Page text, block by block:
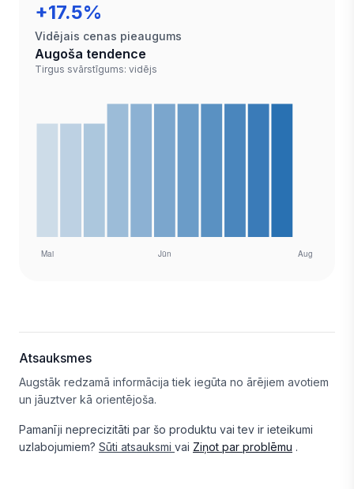
+17.5%
Vidējais cenas pieaugums
Augoša tendence
Tirgus svārstīgums: vidējs
Atsauksmes
Augstāk redzamā informācija tiek iegūta no ārējiem avotiem
un jāuztver kā orientējoša.
Pamanīji neprecizitāti par šo produktu vai tev ir ieteikumi
uzlabojumiem? Sūti atsauksmi vai Ziņot par problēmu .